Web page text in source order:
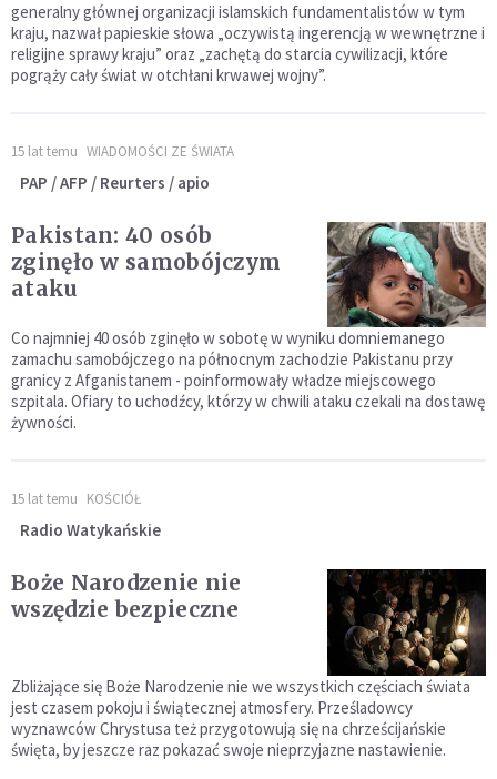
generalny głównej organizacji islamskich fundamentalistów w tym
kraju, nazwał papieskie słowa „oczywistą ingerencją w wewnętrzne i
religijne sprawy kraju” oraz „zachętą do starcia cywilizacji, które
pogrąży cały świat w otchłani krwawej wojny”.
15 lat temu WIADOMOŚCI ZE ŚWIATA
PAP / AFP / Reurters / apio
Pakistan: 40 osób
zginęło w samobójczym
ataku
Co najmniej 40 osób zginęło w sobotę w wyniku domniemanego
zamachu samobójczego na północnym zachodzie Pakistanu przy
granicy z Afganistanem - poinformowały władze miejscowego
szpitala. Ofiary to uchodźcy, którzy w chwili ataku czekali na dostawę
żywności.
15 lat temu KOŚCIÓŁ
Radio Watykańskie
Boże Narodzenie nie
wszędzie bezpieczne
Zbliżające się Boże Narodzenie nie we wszystkich częściach świata
jest czasem pokoju i świątecznej atmosfery. Prześladowcy
wyznawców Chrystusa też przygotowują się na chrześcijańskie
święta, by jeszcze raz pokazać swoje nieprzyjazne nastawienie.